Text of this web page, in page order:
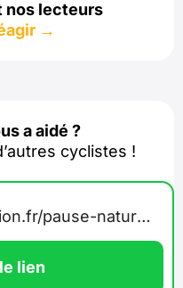
nos lecteurs
→
a aidé ?
cyclistes !
https://www.gravelpassion.fr/pause-nature-is-bike/
lien